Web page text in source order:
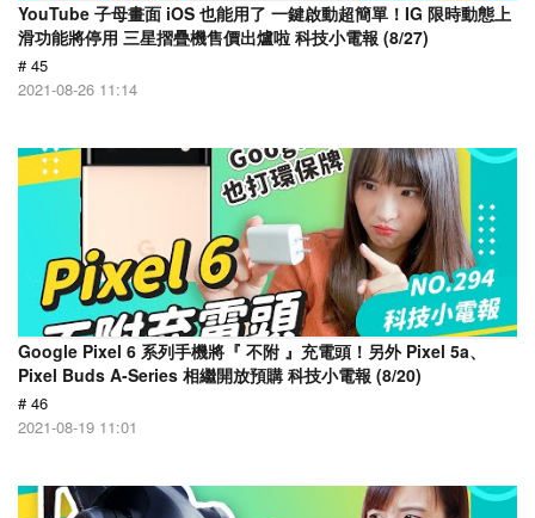
YouTube 子母畫面 iOS 也能用了 一鍵啟動超簡單！IG 限時動態上
滑功能將停用 三星摺疊機售價出爐啦 科技小電報 (8/27)
# 45
2021-08-26 11:14
Google Pixel 6 系列手機將『 不附 』充電頭！另外 Pixel 5a、
Pixel Buds A-Series 相繼開放預購 科技小電報 (8/20)
# 46
2021-08-19 11:01